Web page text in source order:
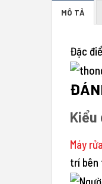
MÔ TẢ
Đặc
Kiểu
Máy
trí bên